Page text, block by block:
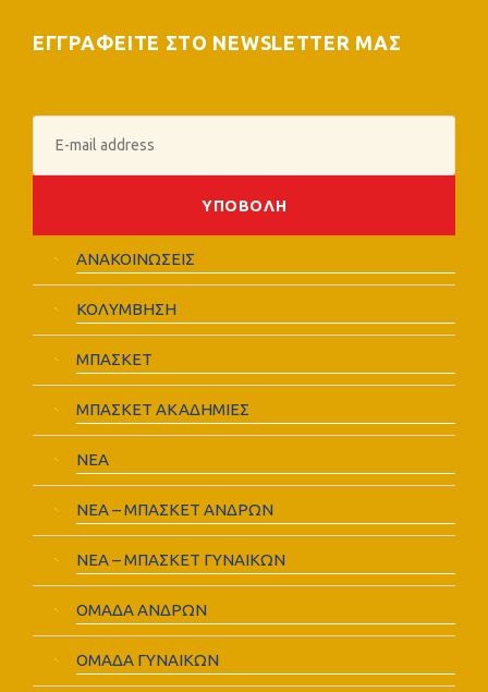
ΕΓΓΡΑΦΕΙΤΕ ΣΤΟ NEWSLETTER ΜΑΣ
ΑΝΑΚΟΙΝΩΣΕΙΣ
ΚΟΛΥΜΒΗΣΗ
ΜΠΑΣΚΕΤ
ΜΠΑΣΚΕΤ ΑΚΑΔΗΜΙΕΣ
ΝΕΑ
ΝΕΑ – ΜΠΑΣΚΕΤ ΑΝΔΡΩΝ
ΝΕΑ – ΜΠΑΣΚΕΤ ΓΥΝΑΙΚΩΝ
ΟΜΑΔΑ ΑΝΔΡΩΝ
ΟΜΑΔΑ ΓΥΝΑΙΚΩΝ